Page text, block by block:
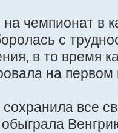
чемпионат в
с
в то время
на первом
все